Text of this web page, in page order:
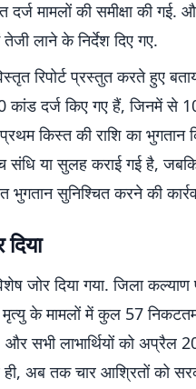
मामलों की समीक्षा की गई.
लाने के निर्देश दिए गए.
रिपोर्ट प्रस्तुत करते हुए
दर्ज किए गए हैं, जिनमें से
किस्त की राशि का भुगतान
संधि या सुलह कराई गई है,
सुनिश्चित करने की
जोर दिया गया. जिला कल्याण
के मामलों में कुल 57
और सभी लाभार्थियों को
अब तक चार आश्रितों को